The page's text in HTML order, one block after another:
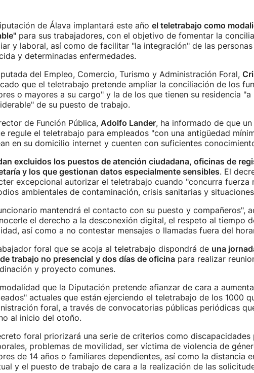
de Álava implantará este año el teletrabajo como
para sus trabajadores, con el objetivo de fomentar la
y laboral, así como de facilitar "la integración" de las
y determinadas enfermedades.
del Empleo, Comercio, Turismo y Administración Foral,
que el teletrabajo pretende ampliar la conciliación de los
o mayores a su cargo" y la de los que tienen su residencia "a
de su puesto de trabajo.
de Función Pública, Adolfo Lander, ha informado de que
regule el teletrabajo para empleados "con una antigüedad
en su domicilio internet y cuenten con suficientes
excluidos los puestos de atención ciudadana, oficinas de
y los que gestionan datos especialmente sensibles. El
excepcional autorizar el teletrabajo cuando "concurra fuerza
ambientales de contaminación, crisis sanitarias y
mantendrá el contacto con su puesto y compañeros",
el derecho a la desconexión digital, el respeto al tiempo
así como a no contestar mensajes o llamadas fuera del
foral que se acoja al teletrabajo dispondrá de una
trabajo no presencial y dos días de oficinapara realizar
y proyecto comunes.
que la Diputación pretende afianzar de cara a
actuales que están ejerciendo el teletrabajo de los 1000
foral, a través de convocatorias públicas periódicas
al inicio del otoño.
foral priorizará una serie de criterios como discapacidades
problemas de movilidad, ser víctima de violencia de
de 14 años o familiares dependientes, así como la distancia
y el puesto de trabajo de cara a la realización de las